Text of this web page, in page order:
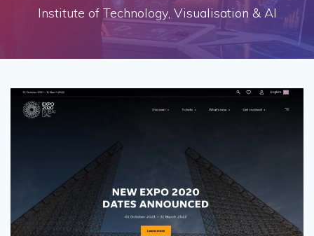
Institute of Technology, Visualisation & AI